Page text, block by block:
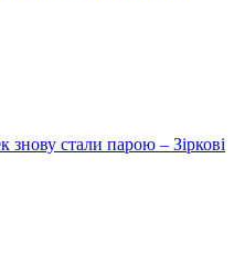
стали парою – Зіркові